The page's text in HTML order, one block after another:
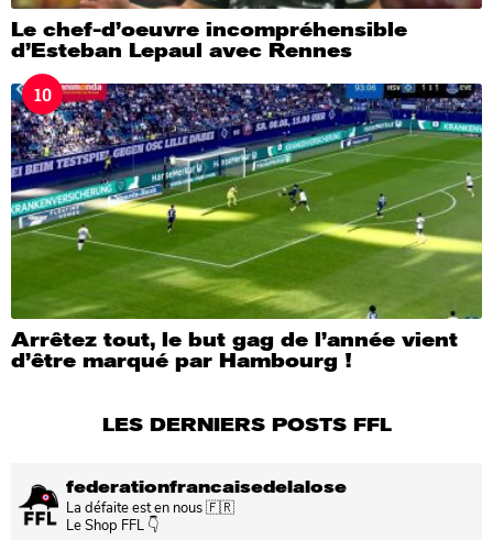
Le chef-d’oeuvre incompréhensible
d’Esteban Lepaul avec Rennes
10
Arrêtez tout, le but gag de l’année vient
d’être marqué par Hambourg !
LES DERNIERS POSTS FFL
federationfrancaisedelalose
La défaite est en nous 🇫🇷
Le Shop FFL 👇